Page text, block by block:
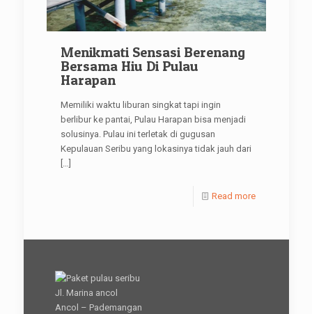
Menikmati Sensasi Berenang
Bersama Hiu Di Pulau
Harapan
Memiliki waktu liburan singkat tapi ingin
berlibur ke pantai, Pulau Harapan bisa menjadi
solusinya. Pulau ini terletak di gugusan
Kepulauan Seribu yang lokasinya tidak jauh dari
[…]
Read more
Jl. Marina ancol
Ancol – Pademangan